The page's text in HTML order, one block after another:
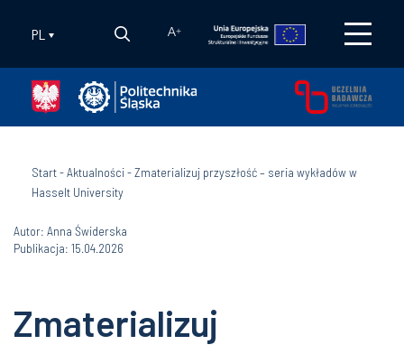
PL A+
Start-Aktualności-Zmaterializuj przyszłość – seria wykładów w
Hasselt University
Autor: Anna Świderska
Publikacja: 15.04.2026
Zmaterializuj